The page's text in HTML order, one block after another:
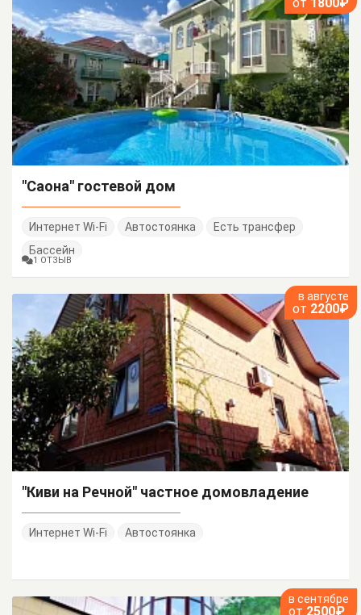
"Саона" гостевой дом
Интернет Wi-Fi Автостоянка
Есть трансфер
Бассейн
1 ОТЗЫВ
в августе
от 2200₽
"Киви на Речной" частное домовладение
Интернет Wi-Fi Автостоянка
в сентябре
от 2500₽